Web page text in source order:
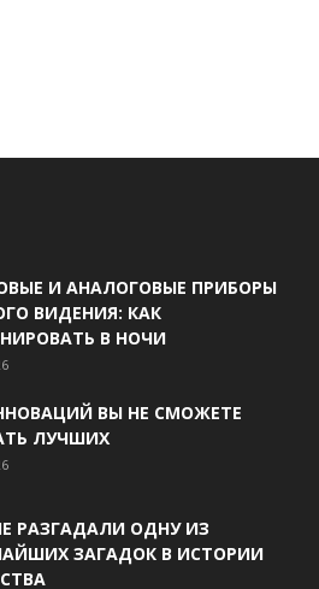
И АНАЛОГОВЫЕ ПРИБОРЫ
ВИДЕНИЯ: КАК
В НОЧИ
ВЫ НЕ СМОЖЕТЕ
ЛУЧШИХ
РАЗГАДАЛИ ОДНУ ИЗ
ЗАГАДОК В ИСТОРИИ